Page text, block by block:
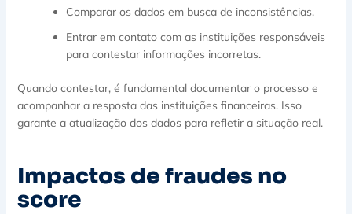
Comparar os dados em busca de inconsistências.
Entrar em contato com as instituições responsáveis
para contestar informações incorretas.
Quando contestar, é fundamental documentar o processo e
acompanhar a resposta das instituições financeiras. Isso
garante a atualização dos dados para refletir a situação real.
Impactos de fraudes no
score